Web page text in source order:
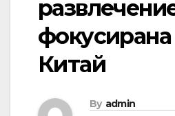
Китай
By admin